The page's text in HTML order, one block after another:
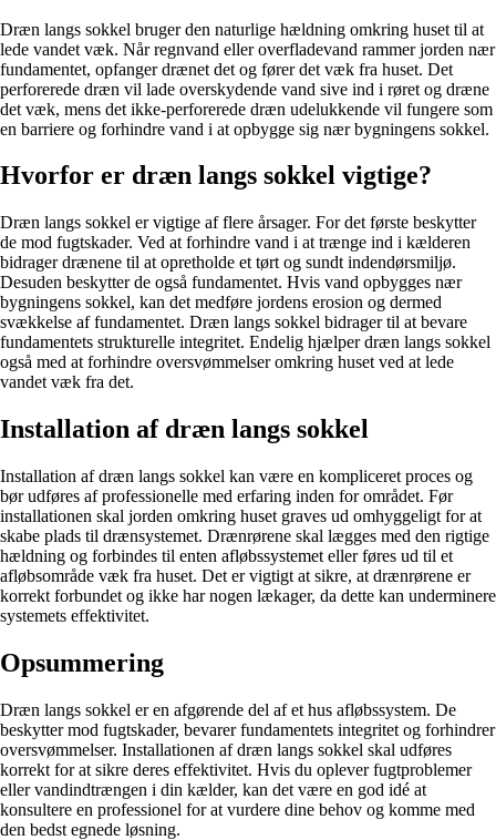
Dræn langs sokkel bruger den naturlige hældning omkring huset til at
lede vandet væk. Når regnvand eller overfladevand rammer jorden nær
fundamentet, opfanger drænet det og fører det væk fra huset. Det
perforerede dræn vil lade overskydende vand sive ind i røret og dræne
det væk, mens det ikke-perforerede dræn udelukkende vil fungere som
en barriere og forhindre vand i at opbygge sig nær bygningens sokkel.
Hvorfor er dræn langs sokkel vigtige?
Dræn langs sokkel er vigtige af flere årsager. For det første beskytter
de mod fugtskader. Ved at forhindre vand i at trænge ind i kælderen
bidrager drænene til at opretholde et tørt og sundt indendørsmiljø.
Desuden beskytter de også fundamentet. Hvis vand opbygges nær
bygningens sokkel, kan det medføre jordens erosion og dermed
svækkelse af fundamentet. Dræn langs sokkel bidrager til at bevare
fundamentets strukturelle integritet. Endelig hjælper dræn langs sokkel
også med at forhindre oversvømmelser omkring huset ved at lede
vandet væk fra det.
Installation af dræn langs sokkel
Installation af dræn langs sokkel kan være en kompliceret proces og
bør udføres af professionelle med erfaring inden for området. Før
installationen skal jorden omkring huset graves ud omhyggeligt for at
skabe plads til drænsystemet. Drænrørene skal lægges med den rigtige
hældning og forbindes til enten afløbssystemet eller føres ud til et
afløbsområde væk fra huset. Det er vigtigt at sikre, at drænrørene er
korrekt forbundet og ikke har nogen lækager, da dette kan underminere
systemets effektivitet.
Opsummering
Dræn langs sokkel er en afgørende del af et hus afløbssystem. De
beskytter mod fugtskader, bevarer fundamentets integritet og forhindrer
oversvømmelser. Installationen af dræn langs sokkel skal udføres
korrekt for at sikre deres effektivitet. Hvis du oplever fugtproblemer
eller vandindtrængen i din kælder, kan det være en god idé at
konsultere en professionel for at vurdere dine behov og komme med
den bedst egnede løsning.